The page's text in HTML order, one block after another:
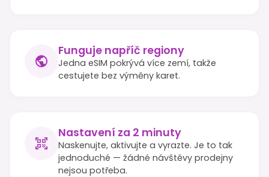
Funguje napříč regiony
Jedna eSIM pokrývá více zemí, takže
cestujete bez výměny karet.
Nastavení za 2 minuty
Naskenujte, aktivujte a vyrazte. Je to tak
jednoduché — žádné návštěvy prodejny
nejsou potřeba.